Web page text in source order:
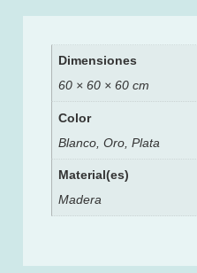
Dimensiones
60 × 60 × 60 cm
Color
Blanco, Oro, Plata
Material(es)
Madera